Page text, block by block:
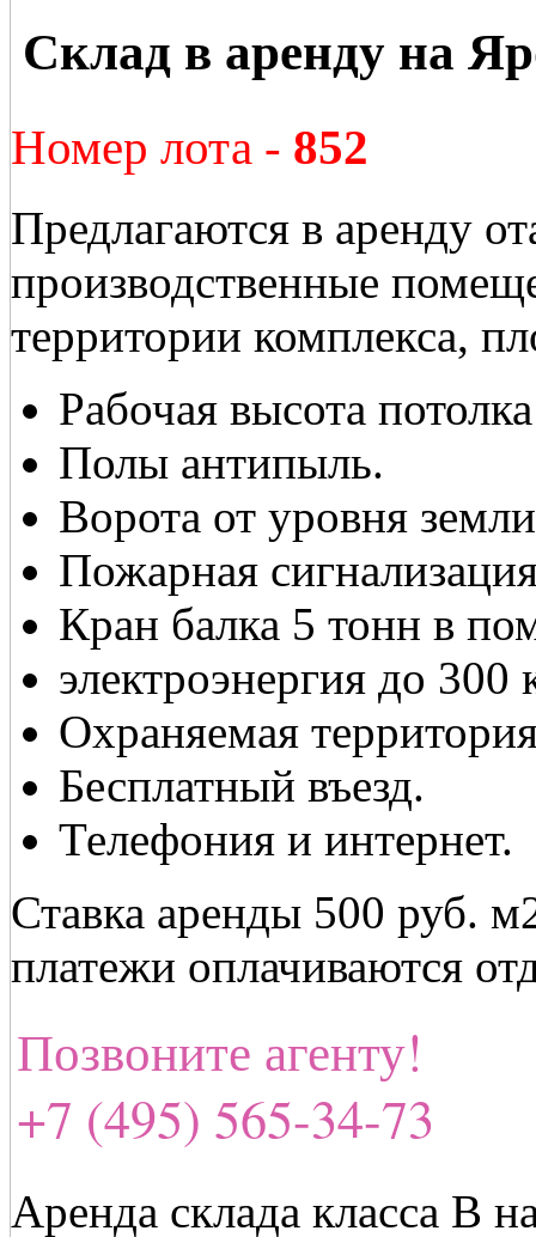
Склад в аренду на
Номер лота - 852
Предлагаются в аренду
производственные
территории комплекса,
Рабочая высота
Полы антипыль.
Ворота от уровня
Пожарная
Кран балка 5 тонн в
электроэнергия до 300
Охраняемая
Бесплатный въезд.
Телефония и интернет.
Ставка аренды 500 руб.
платежи оплачиваются
Позвоните агенту!
+7 (495) 565-34-73
Аренда склада класса В